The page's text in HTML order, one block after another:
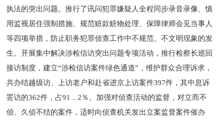
执法的突出问题。推行了讯问犯罪嫌疑人全程同步录音录像、慎
用监视居住强制措施、规范赃款赃物处理、保障律师会见当事人
等四项举措，防止职务犯罪侦查工作中不规范、不文明现象的发
生。开展集中解决涉检信访突出问题专项活动，推行检察长巡回
接访制度，建立“涉检信访案件绿色通道”，维护群众合理诉求，
共办结越级访、上访老户和赴省进京上访案件397件，其中息诉
罢访的362件，占91．2％。加强对侦查活动的监督，对立而不
侦、久侦不结的案件，适时向侦查机关发出立案监督案件催办